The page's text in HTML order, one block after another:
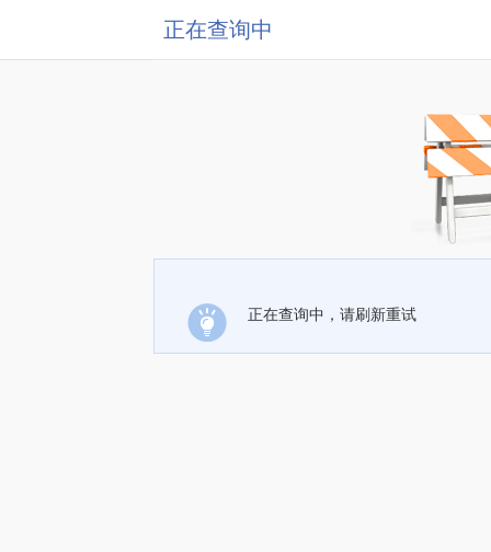
正在查询中
正在查询中，请刷新重试